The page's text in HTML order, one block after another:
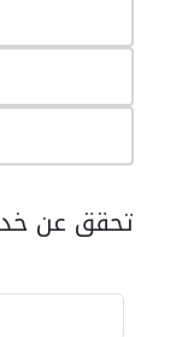
تحقق عن